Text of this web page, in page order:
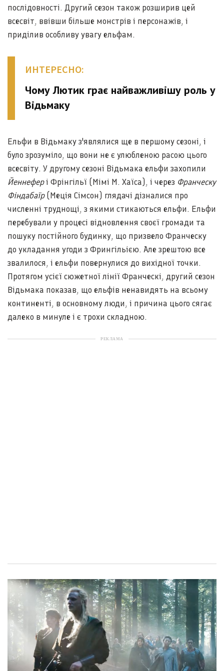
послідовності. Другий сезон також розширив цей
всесвіт, ввівши більше монстрів і персонажів, і
приділив особливу увагу ельфам.
ИНТЕРЕСНО:
Чому Лютик грає найважливішу роль у
Відьмаку
Ельфи в Відьмаку з'являлися ще в першому сезоні, і
було зрозуміло, що вони не є улюбленою расою цього
всесвіту. У другому сезоні Відьмака ельфи захопили
Йеннефері Фрінгільї (Мімі М. Хаїса), і через Франческу
Фіндабаїр(Меція Сімсон) глядачі дізналися про
численні труднощі, з якими стикаються ельфи. Ельфи
перебували у процесі відновлення своєї громади та
пошуку постійного будинку, що призвело Франческу
до укладання угоди з Фрингільією. Але зрештою все
звалилося, і ельфи повернулися до вихідної точки.
Протягом усієї сюжетної лінії Франческі, другий сезон
Відьмака показав, що ельфів ненавидять на всьому
континенті, в основному люди, і причина цього сягає
далеко в минуле і є трохи складною.
РЕКЛАМА